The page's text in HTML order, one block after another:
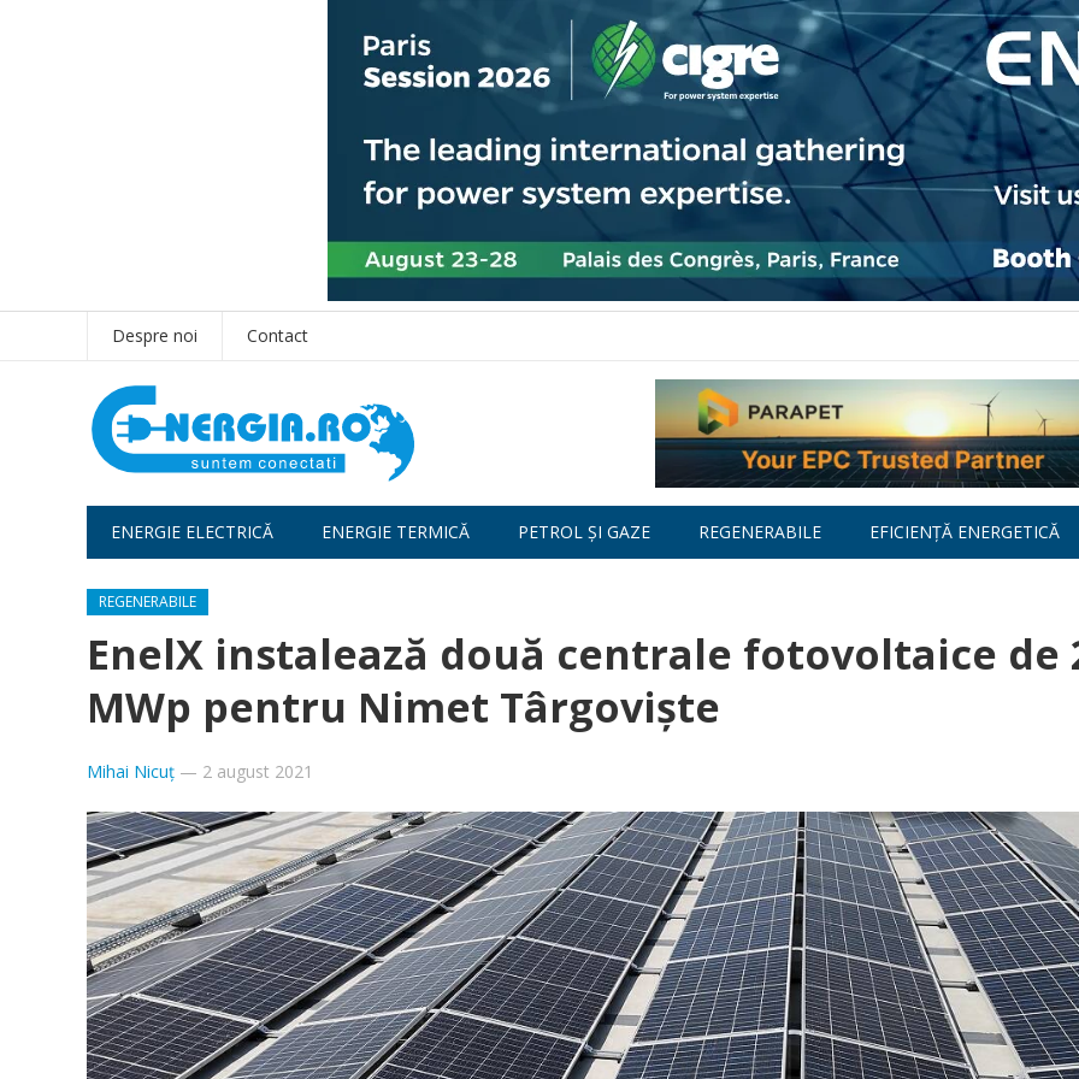
Despre noi Contact
ENERGIE ELECTRICĂ ENERGIE TERMICĂ PETROL ȘI GAZE REGENERABILE EFICIENȚĂ ENERGETICĂ
REGENERABILE
EnelX instalează două centrale fotovoltaice de
MWp pentru Nimet Târgoviște
Mihai Nicuț — 2 august 2021